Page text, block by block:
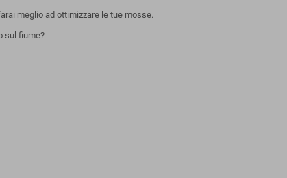
meglio ad ottimizzare le tue mosse.
sul fiume?